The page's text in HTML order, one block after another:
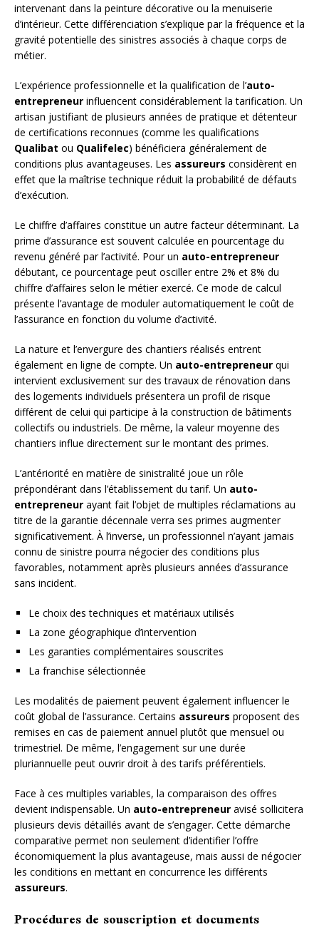
intervenant dans la peinture décorative ou la menuiserie
d’intérieur. Cette différenciation s’explique par la fréquence et la
gravité potentielle des sinistres associés à chaque corps de
métier.
L’expérience professionnelle et la qualification de l’auto-
entrepreneur influencent considérablement la tarification. Un
artisan justifiant de plusieurs années de pratique et détenteur
de certifications reconnues (comme les qualifications
Qualibat ou Qualifelec) bénéficiera généralement de
conditions plus avantageuses. Les assureurs considèrent en
effet que la maîtrise technique réduit la probabilité de défauts
d’exécution.
Le chiffre d’affaires constitue un autre facteur déterminant. La
prime d’assurance est souvent calculée en pourcentage du
revenu généré par l’activité. Pour un auto-entrepreneur
débutant, ce pourcentage peut osciller entre 2% et 8% du
chiffre d’affaires selon le métier exercé. Ce mode de calcul
présente l’avantage de moduler automatiquement le coût de
l’assurance en fonction du volume d’activité.
La nature et l’envergure des chantiers réalisés entrent
également en ligne de compte. Un auto-entrepreneur qui
intervient exclusivement sur des travaux de rénovation dans
des logements individuels présentera un profil de risque
différent de celui qui participe à la construction de bâtiments
collectifs ou industriels. De même, la valeur moyenne des
chantiers influe directement sur le montant des primes.
L’antériorité en matière de sinistralité joue un rôle
prépondérant dans l’établissement du tarif. Un auto-
entrepreneur ayant fait l’objet de multiples réclamations au
titre de la garantie décennale verra ses primes augmenter
significativement. À l’inverse, un professionnel n’ayant jamais
connu de sinistre pourra négocier des conditions plus
favorables, notamment après plusieurs années d’assurance
sans incident.
Le choix des techniques et matériaux utilisés
La zone géographique d’intervention
Les garanties complémentaires souscrites
La franchise sélectionnée
Les modalités de paiement peuvent également influencer le
coût global de l’assurance. Certains assureurs proposent des
remises en cas de paiement annuel plutôt que mensuel ou
trimestriel. De même, l’engagement sur une durée
pluriannuelle peut ouvrir droit à des tarifs préférentiels.
Face à ces multiples variables, la comparaison des offres
devient indispensable. Un auto-entrepreneur avisé sollicitera
plusieurs devis détaillés avant de s’engager. Cette démarche
comparative permet non seulement d’identifier l’offre
économiquement la plus avantageuse, mais aussi de négocier
les conditions en mettant en concurrence les différents
assureurs.
Procédures de souscription et documents